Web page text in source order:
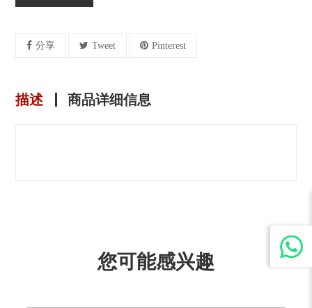
分享 Tweet Pinterest
描述 商品详细信息
您可能感兴趣